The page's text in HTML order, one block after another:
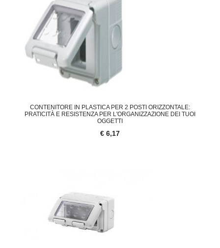
CONTENITORE IN PLASTICA PER 2 POSTI ORIZZONTALE:
PRATICITÀ E RESISTENZA PER L'ORGANIZZAZIONE DEI TUOI
OGGETTI
€ 6,17